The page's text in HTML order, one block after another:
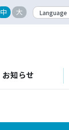
中 大
お知らせ